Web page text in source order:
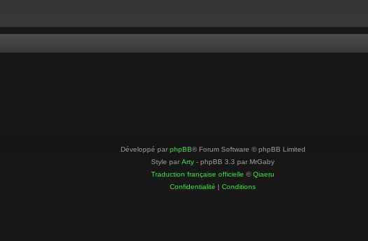
Développé par phpBB® Forum Software © phpBB Limited
Style par Arty - phpBB 3.3 par MrGaby
Traduction française officielle ©Qiaeru
Confidentialité | Conditions